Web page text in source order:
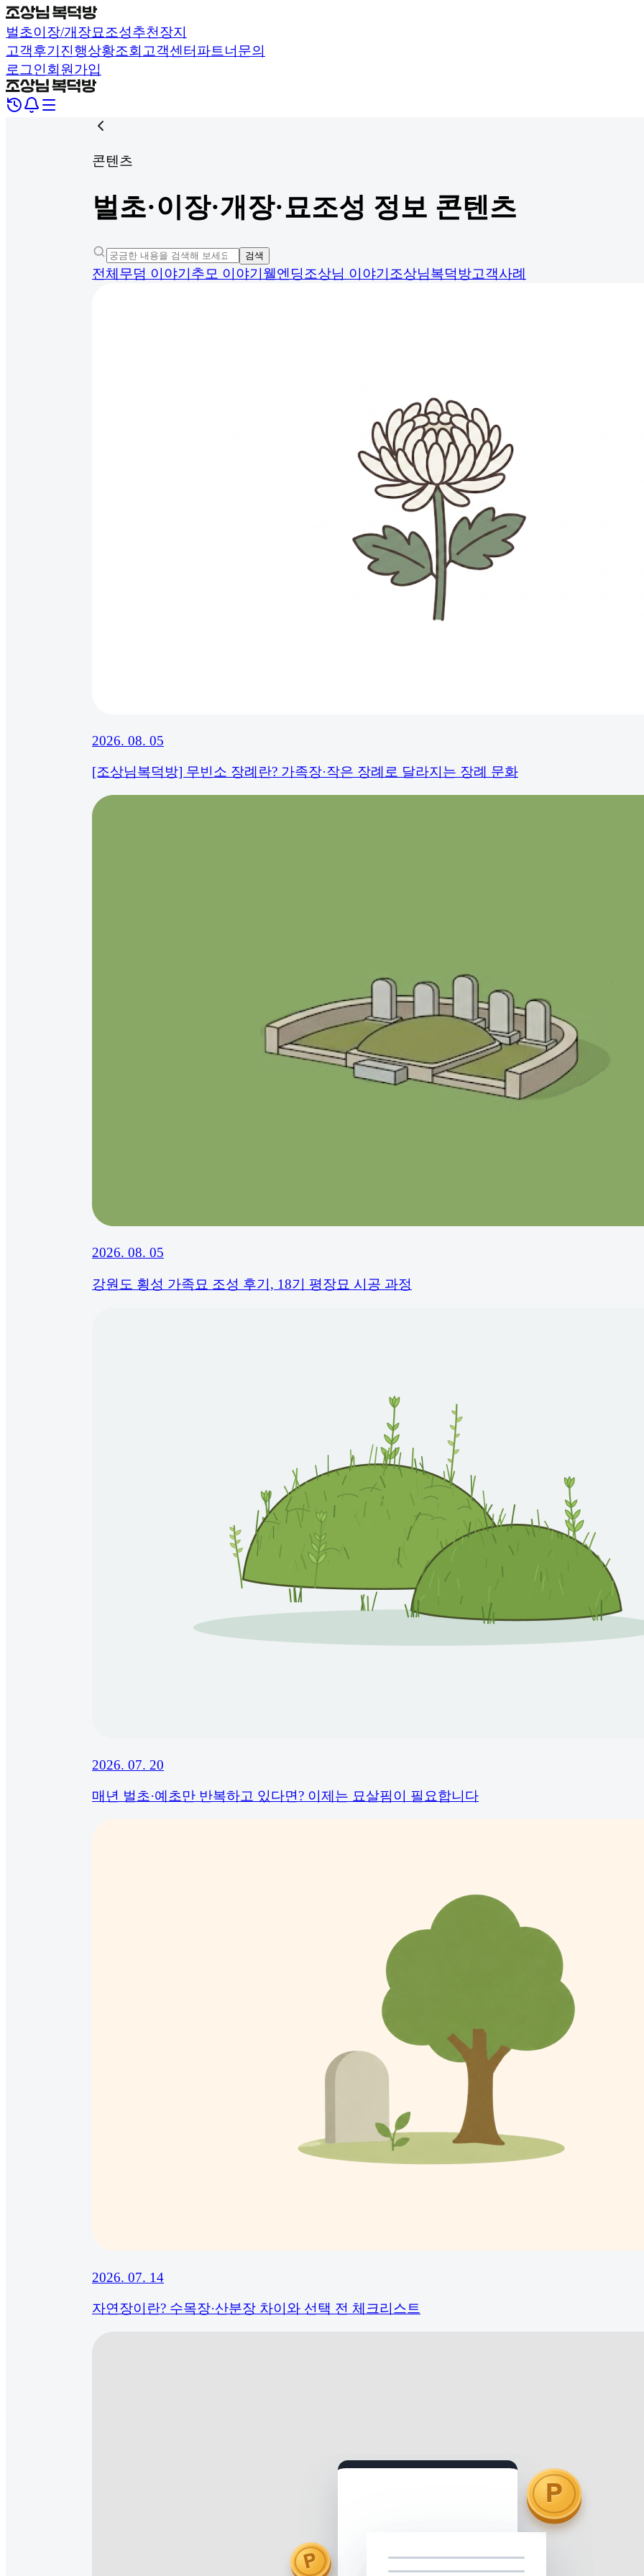
벌초이장/개장묘조성추천장지
고객후기 진행상황조회 고객센터 파트너문의
로그인회원가입
콘텐츠
벌초·이장·개장·묘조성 정보 콘텐츠
검색
전체무덤 이야기추모 이야기웰엔딩 조상님 이야기 조상님복덕방고객사례
2026. 08. 05
[조상님복덕방] 무빈소 장례란? 가족장·작은 장례로 달라지는 장례 문화
2026. 08. 05
강원도 횡성 가족묘 조성 후기, 18기 평장묘 시공 과정
2026. 07. 20
매년 벌초·예초만 반복하고 있다면? 이제는 묘살핌이 필요합니다
2026. 07. 14
자연장이란? 수목장·산분장 차이와 선택 전 체크리스트